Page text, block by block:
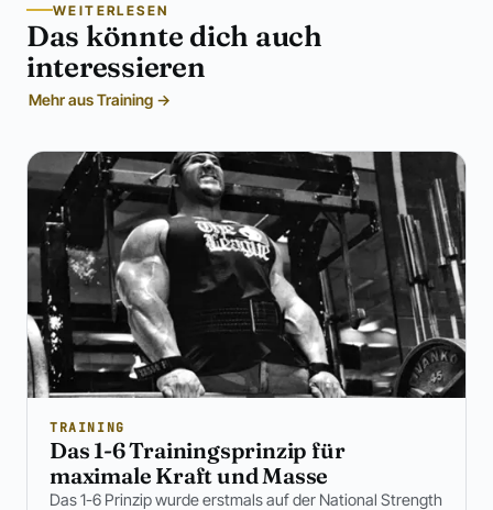
WEITERLESEN
Das könnte dich auch
interessieren
Mehr aus Training →
TRAINING
Das 1-6 Trainingsprinzip für
maximale Kraft und Masse
Das 1-6 Prinzip wurde erstmals auf der National Strength